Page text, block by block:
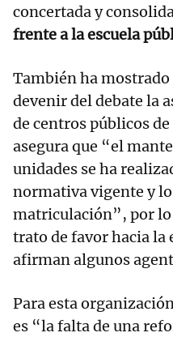
concertada y
frente a la escuela
También ha
devenir del debate la
de centros públicos
asegura que “el
unidades se ha
normativa vigente y
matriculación”, por lo
trato de favor hacia la
afirman algunos
Para esta
es “la falta de una